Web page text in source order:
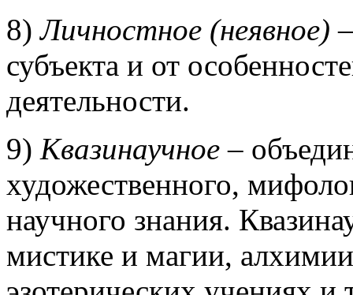
8)Личностное (неявное)
субъекта и от
деятельности.
9) Квазинаучное –
художественного,
научного знания.
мистике и магии,